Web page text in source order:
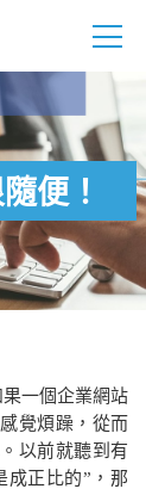
便！
一個企業網站
覺煩躁，從而
以前就聽到有
成正比的”，那